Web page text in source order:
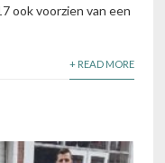
ook voorzien van een
+ READ MORE